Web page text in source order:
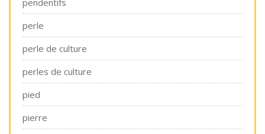
pendentifs
perle
perle de culture
perles de culture
pied
pierre